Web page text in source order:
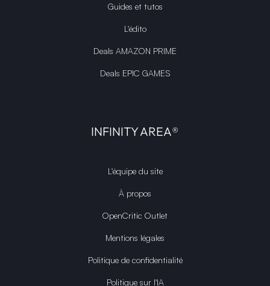
Guides et tutos
L'édito
Deals AMAZON PRIME
Deals EPIC GAMES
INFINITY AREA®
L'équipe du site
À propos
OpenCritic Outlet
Mentions légales
Politique de confidentialité
Politique sur l'IA